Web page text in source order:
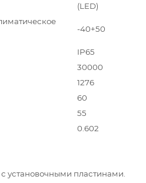
(LED)
-40+50
IP65
30000
1276
60
55
0.602
установочными пластинами.